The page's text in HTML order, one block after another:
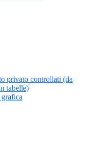
privato controllati (da
tabelle)